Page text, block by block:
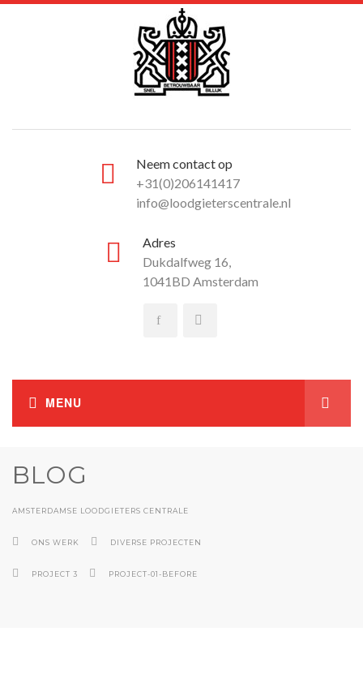
Neem contact op
+31(0)206141417
info@loodgieterscentrale.nl
Adres
Dukdalfweg 16,
1041BD Amsterdam
BLOG
AMSTERDAMSE LOODGIETERS CENTRALE
ONS WERK DIVERSE PROJECTEN
PROJECT 3 PROJECT-01-BEFORE